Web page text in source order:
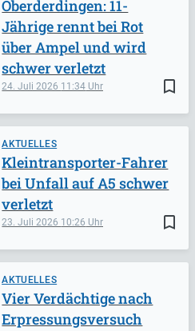
bookmark_border
24. Juli 2026 11:34
Oberderdingen: 11-
Jährige rennt bei Rot
über Ampel und wird
schwer verletzt
AKTUELLES
bookmark_border
23. Juli 2026 10:26
Kleintransporter-Fahrer
bei Unfall auf A5 schwer
verletzt
AKTUELLES
Vier Verdächtige nach
Erpressungsversuch